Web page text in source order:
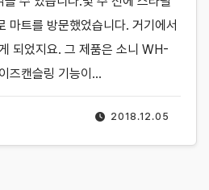
2018.12.05
마트를 방문했었습니다. 거기에서
되었지요. 그 제품은 소니 WH-
즈캔슬링 기능이…